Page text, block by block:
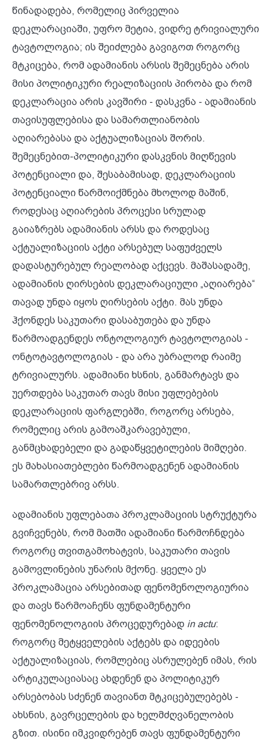
წინადადება, რომელიც პირველია
დეკლარაციაში, უფრო მეტია, ვიდრე ტრივიალური
ტავტოლოგია; ის შეიძლება გავიგოთ როგორც
მტკიცება, რომ ადამიანის არსის შემეცნება არის
მისი პოლიტიკური რეალიზაციის პირობა და რომ
დეკლარაცია არის კავშირი - დასკვნა - ადამიანის
თავისუფლებისა და სამართლიანობის
აღიარებასა და აქტუალიზაციას შორის.
შემეცნებით-პოლიტიკური დასკვნის მიღწევის
პოტენციალი და, შესაბამისად, დეკლარაციის
პოტენციალი წარმოიქმნება მხოლოდ მაშინ,
როდესაც აღიარების პროცესი სრულად
გაიაზრებს ადამიანის არსს და როდესაც
აქტუალიზაციის აქტი არსებულ საფუძველს
დადასტურებულ რეალობად აქცევს. მაშასადამე,
ადამიანის ღირსების დეკლარაციული „აღიარება“
თავად უნდა იყოს ღირსების აქტი. მას უნდა
ჰქონდეს საკუთარი დასაბუთება და უნდა
წარმოადგენდეს ონტოლოგიურ ტავტოლოგიას -
ონტოტავტოლოგიას - და არა უბრალოდ რაიმე
ტრივიალურს. ადამიანი ხსნის, განმარტავს და
უერთდება საკუთარ თავს მისი უფლებების
დეკლარაციის ფარგლებში, როგორც არსება,
რომელიც არის გამოაშკარავებული,
განმცხადებელი და გადაწყვეტილების მიმღები.
ეს მახასიათებლები წარმოადგენენ ადამიანის
სამართლებრივ არსს.
ადამიანის უფლებათა პროკლამაციის სტრუქტურა
გვიჩვენებს, რომ მათში ადამიანი წარმოჩნდება
როგორც თვითგამოხატვის, საკუთარი თავის
გამოვლინების უნარის მქონე. ყველა ეს
პროკლამაცია არსებითად ფენომენოლოგიურია
და თავს წარმოაჩენს ფუნდამენტური
ფენომენოლოგიის პროცედურებად in actu:
როგორც მეტყველების აქტებს და იდეების
აქტუალიზაციას, რომლებიც ასრულებენ იმას, რის
არტიკულაციასაც ახდენენ და პოლიტიკურ
არსებობას სძენენ თავიანთ მტკიცებულებებს -
ახსნის, გავრცელების და ხელმძღვანელობის
გზით. ისინი იმკვიდრებენ თავს ფუნდამენტური